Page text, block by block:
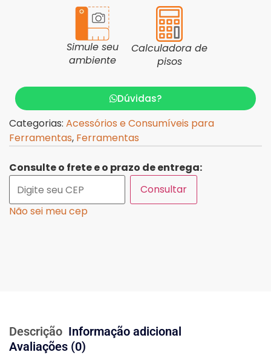
Simule seu
ambiente
Calculadora de
pisos
Dúvidas?
Categorias: Acessórios e Consumíveis para
Ferramentas, Ferramentas
Consulte o frete e o prazo de entrega:
Consultar
Não sei meu cep
Descrição Informação adicional
Avaliações (0)